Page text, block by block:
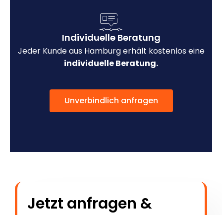
Individuelle Beratung
Jeder Kunde aus Hamburg erhält kostenlos eine
individuelle Beratung.
Unverbindlich anfragen
Jetzt anfragen &